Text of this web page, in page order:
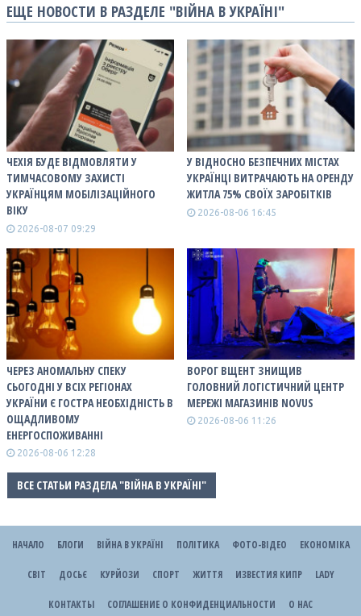
ЕЩЕ НОВОСТИ В РАЗДЕЛЕ "ВІЙНА В УКРАЇНІ"
ЧЕХІЯ БУДЕ ВІДМОВЛЯТИ У
ТИМЧАСОВОМУ ЗАХИСТІ
УКРАЇНЦЯМ МОБІЛІЗАЦІЙНОГО
ВІКУ
2026-08-07 09:29
У ВІДНОСНО БЕЗПЕЧНИХ МІСТАХ
УКРАЇНЦІ ВИТРАЧАЮТЬ НА ОРЕНДУ
ЖИТЛА 75% СВОЇХ ЗАРОБІТКІВ
2026-08-06 16:45
ЧЕРЕЗ АНОМАЛЬНУ СПЕКУ
СЬОГОДНІ У ВСІХ РЕГІОНАХ
УКРАЇНИ Є ГОСТРА НЕОБХІДНІСТЬ В
ОЩАДЛИВОМУ
ЕНЕРГОСПОЖИВАННІ
2026-08-06 12:28
ВОРОГ ВЩЕНТ ЗНИЩИВ
ГОЛОВНИЙ ЛОГІСТИЧНИЙ ЦЕНТР
МЕРЕЖІ МАГАЗИНІВ NOVUS
2026-08-06 11:26
ВСЕ СТАТЬИ РАЗДЕЛА "ВІЙНА В УКРАЇНІ"
НАЧАЛО БЛОГИ ВІЙНА В УКРАЇНІ ПОЛІТИКА ФОТО-ВІДЕО ЕКОНОМІКА
СВІТ ДОСЬЄ КУРЙОЗИ СПОРТ ЖИТТЯ ИЗВЕСТИЯ КИПР LADY
КОНТАКТЫ СОГЛАШЕНИЕ О КОНФИДЕНЦИАЛЬНОСТИ О НАС